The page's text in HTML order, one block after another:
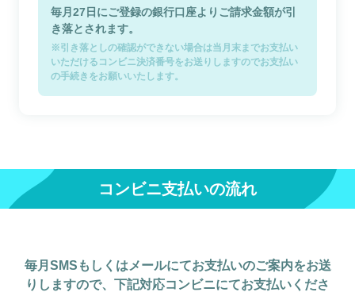
毎月27日にご登録の銀行口座よりご請求金額が引
き落とされます。
※引き落としの確認ができない場合は当月末までお支払い
いただけるコンビニ決済番号をお送りしますのでお支払い
の手続きをお願いいたします。
コンビニ支払いの流れ
毎月SMSもしくはメールにてお支払いのご案内をお送
りしますので、下記対応コンビニにてお支払いくださ